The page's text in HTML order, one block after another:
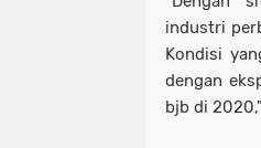
industri
Kondisi
dengan
bjb di